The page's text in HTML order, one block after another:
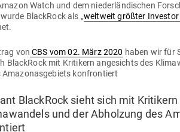
Watch und dem nie­der­län­di­schen
BlackRock als „weltweit größter
von CBS vom 02. März 2020 haben wir für
BlackRock mit Kri­tikern ange­sichts des
Ama­zo­nas­ge­biets konfrontiert
BlackRock sieht sich mit
und der Abholzung des